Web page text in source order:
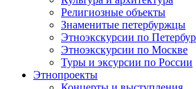
Религиозные объекты
Знаменитые петербуржцы
Этноэкскурсии по
Этноэкскурсии по Москве
Туры и эксурсии по России
Этнопроекты